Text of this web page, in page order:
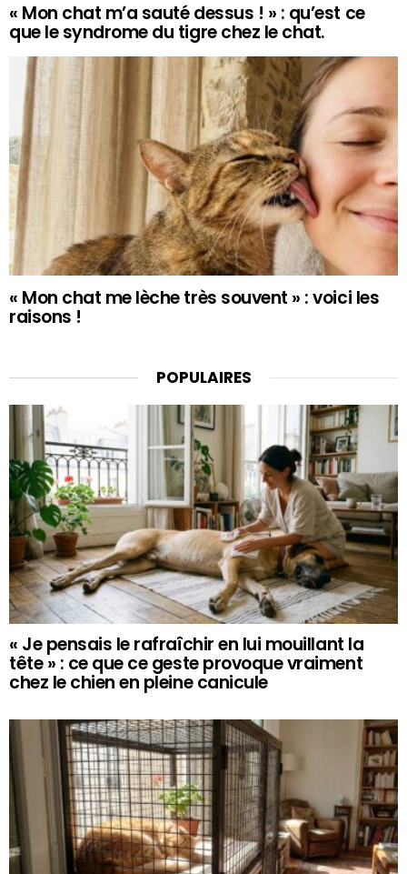
« Mon chat m’a sauté dessus ! » : qu’est ce
que le syndrome du tigre chez le chat.
« Mon chat me lèche très souvent » : voici les
raisons !
POPULAIRES
« Je pensais le rafraîchir en lui mouillant la
tête » : ce que ce geste provoque vraiment
chez le chien en pleine canicule